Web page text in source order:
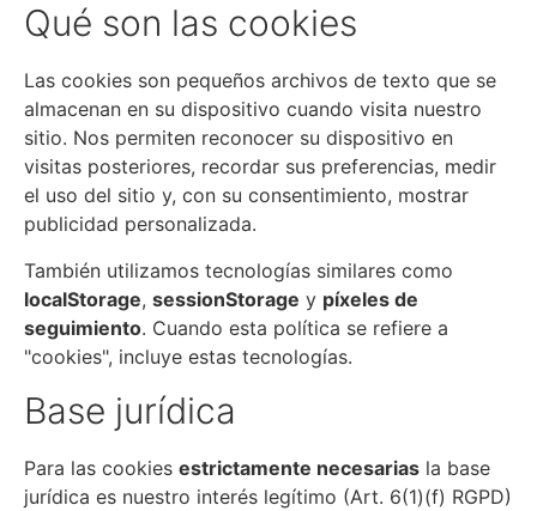
Qué son las cookies
Las cookies son pequeños archivos de texto que se
almacenan en su dispositivo cuando visita nuestro
sitio. Nos permiten reconocer su dispositivo en
visitas posteriores, recordar sus preferencias, medir
el uso del sitio y, con su consentimiento, mostrar
publicidad personalizada.
También utilizamos tecnologías similares como
localStorage, sessionStorage y píxeles de
seguimiento. Cuando esta política se refiere a
"cookies", incluye estas tecnologías.
Base jurídica
Para las cookies estrictamente necesarias la base
jurídica es nuestro interés legítimo (Art. 6(1)(f) RGPD)